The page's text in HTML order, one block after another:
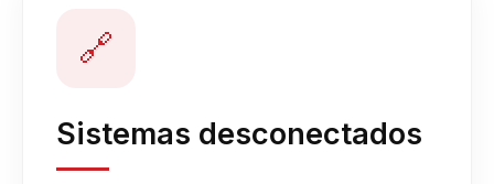
🔗
Sistemas desconectados